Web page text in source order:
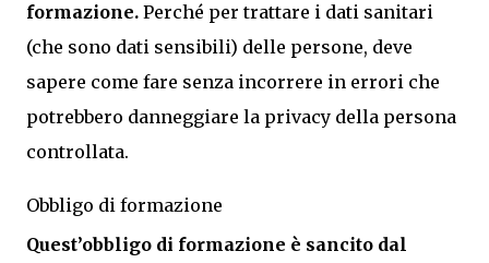
formazione. Perché per trattare i dati sanitari
(che sono dati sensibili) delle persone, deve
sapere come fare senza incorrere in errori che
potrebbero danneggiare la privacy della persona
controllata.
Obbligo di formazione
Quest’obbligo di formazione è sancito dal